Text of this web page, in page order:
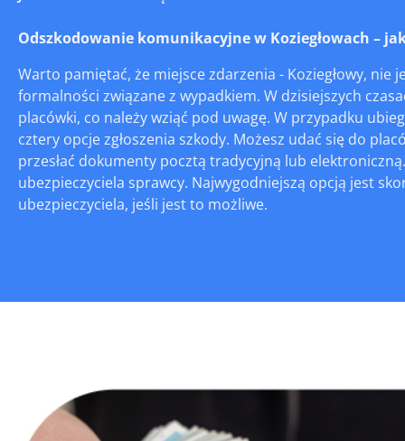
Odszkodowanie komunikacyjne w Koziegłowach –
Warto pamiętać, że miejsce zdarzenia - Koziegłowy,
formalności związane z wypadkiem. W dzisiejszych
placówki, co należy wziąć pod uwagę. W przypadku
cztery opcje zgłoszenia szkody. Możesz udać się do
przesłać dokumenty pocztą tradycyjną lub
ubezpieczyciela sprawcy. Najwygodniejszą opcją jest
ubezpieczyciela, jeśli jest to możliwe.